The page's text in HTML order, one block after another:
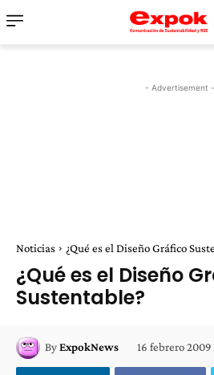
- Advertisement -
Noticias ¿Qué es el Diseño Gráfico
¿Qué es el Diseño
Sustentable?
ByExpokNews 16 febrero 2009